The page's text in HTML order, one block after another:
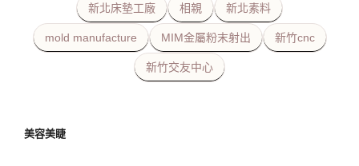
新北床墊工廠 相親 新北素料
mold manufacture MIM金屬粉末射出 新竹cnc
新竹交友中心
美容美睫